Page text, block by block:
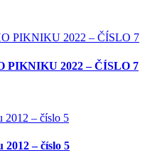
PIKNIKU 2022 – ČÍSLO 7
– číslo 5